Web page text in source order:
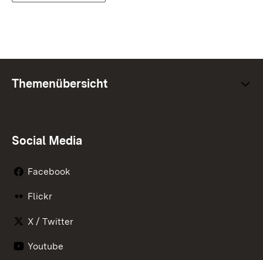
Themenübersicht
Social Media
Facebook
Flickr
X / Twitter
Youtube